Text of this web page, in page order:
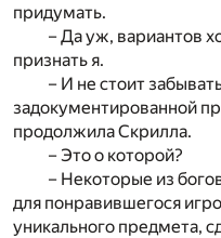
придумать.
– Да уж, вариантов
признать я.
– И не стоит
задокументированной
продолжила Скрилла.
– Это о которой?
– Некоторые из
для понравившегося
уникального предмета,